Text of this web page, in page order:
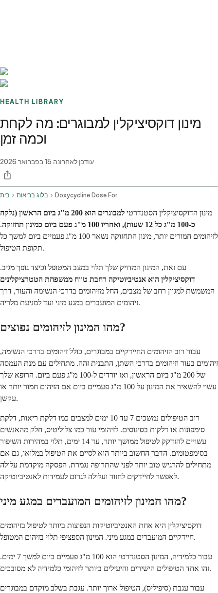
HEALTH LIBRARY
מינון דוקסיציקלין למבוגרים: מה לקחת
וכמה זמן
עודכן לאחרונה 15 בפברואר 2026
בית בלוג בריאות Doxycycline Dose For
מינון הדוקסיציקלין הסטנדרטי למבוגרים הוא
200 מ"ג ביום הראשון (נלקח
כ-100 מ"ג כל 12 שעות), ואחריו 100 מ"ג פעם ביום
כמינון תחזוקה.
לזיהומים חמורים יותר, מינון התחזוקה נשאר 100 מ"ג פעמיים ביום למשך כל
תקופת הטיפול.
עם זאת, המינון המדויק שלך תלוי במצב המטופל וכיצד גופך מגיב.
דוקסיציקלין הוא אנטיביוטיקה רחבת טווח ממשפחת הטטרציקלינים
המשמשת למגוון רחב של מצבים, החל מזיהומים בדרכי הנשימה והעור, דרך
זיהומים המועברים במגע מיני ועד למניעת מלריה.
מהו המינון לזיהומים נפוצים?
עבור רוב הזיהומים החיידקיים במבוגרים, כולל זיהומים בדרכי הנשימה,
זיהומים בעור וזיהומים בדרכי השתן, התבנית זהה. מתחילים עם מנת העמסה
של 200 מ"ג ביום הראשון, ואז יורדים ל-100 מ"ג פעם ביום. הרופא שלך
עשוי להשאיר את המינון על 100 מ"ג פעמיים ביום אם הזיהום חמור יותר או
עקשן.
רוב הטיפולים נמשכים 7 עד 10 ימים למצבים כמו דלקת ריאות, דלקת
סימפונות או דלקות בסינוסים. לזיהומי עור כמו צלוליטיס, חלק מהאנשים
עשויים להזדקק לטיפול ממושך יותר, עד 14 ימים, תלוי במהירות השיפור
בסימפטומים. הדבר החשוב ביותר הוא לסיים את הטיפול במלואו, גם אם
מתחילים להרגיש טוב יותר לפני שהתרופה נגמרת. הפסקה מוקדמת עלולה
לאפשר לחיידקים לחזור ועלולה לגרום לעמידות לאנטיביוטיקה.
מהו המינון לזיהומים המועברים במגע מיני?
דוקסיציקלין היא אחת האנטיביוטיקות הנפוצות ביותר לטיפול בזיהומים
חיידקיים המועברים במגע מיני. המינון הספציפי תלוי בזיהום המטופל.
עבור כלמידיה, המינון הסטנדרטי הוא 100 מ"ג פעמיים ביום למשך 7 ימים.
זהו אחד הטיפולים הישירים והיעילים ביותר לזיהומי כלמידיה לא מסובכים.
עבור עגבת (סיפיליס), הטיפול ארוך יותר. עגבת בשלב מוקדם במבוגרים